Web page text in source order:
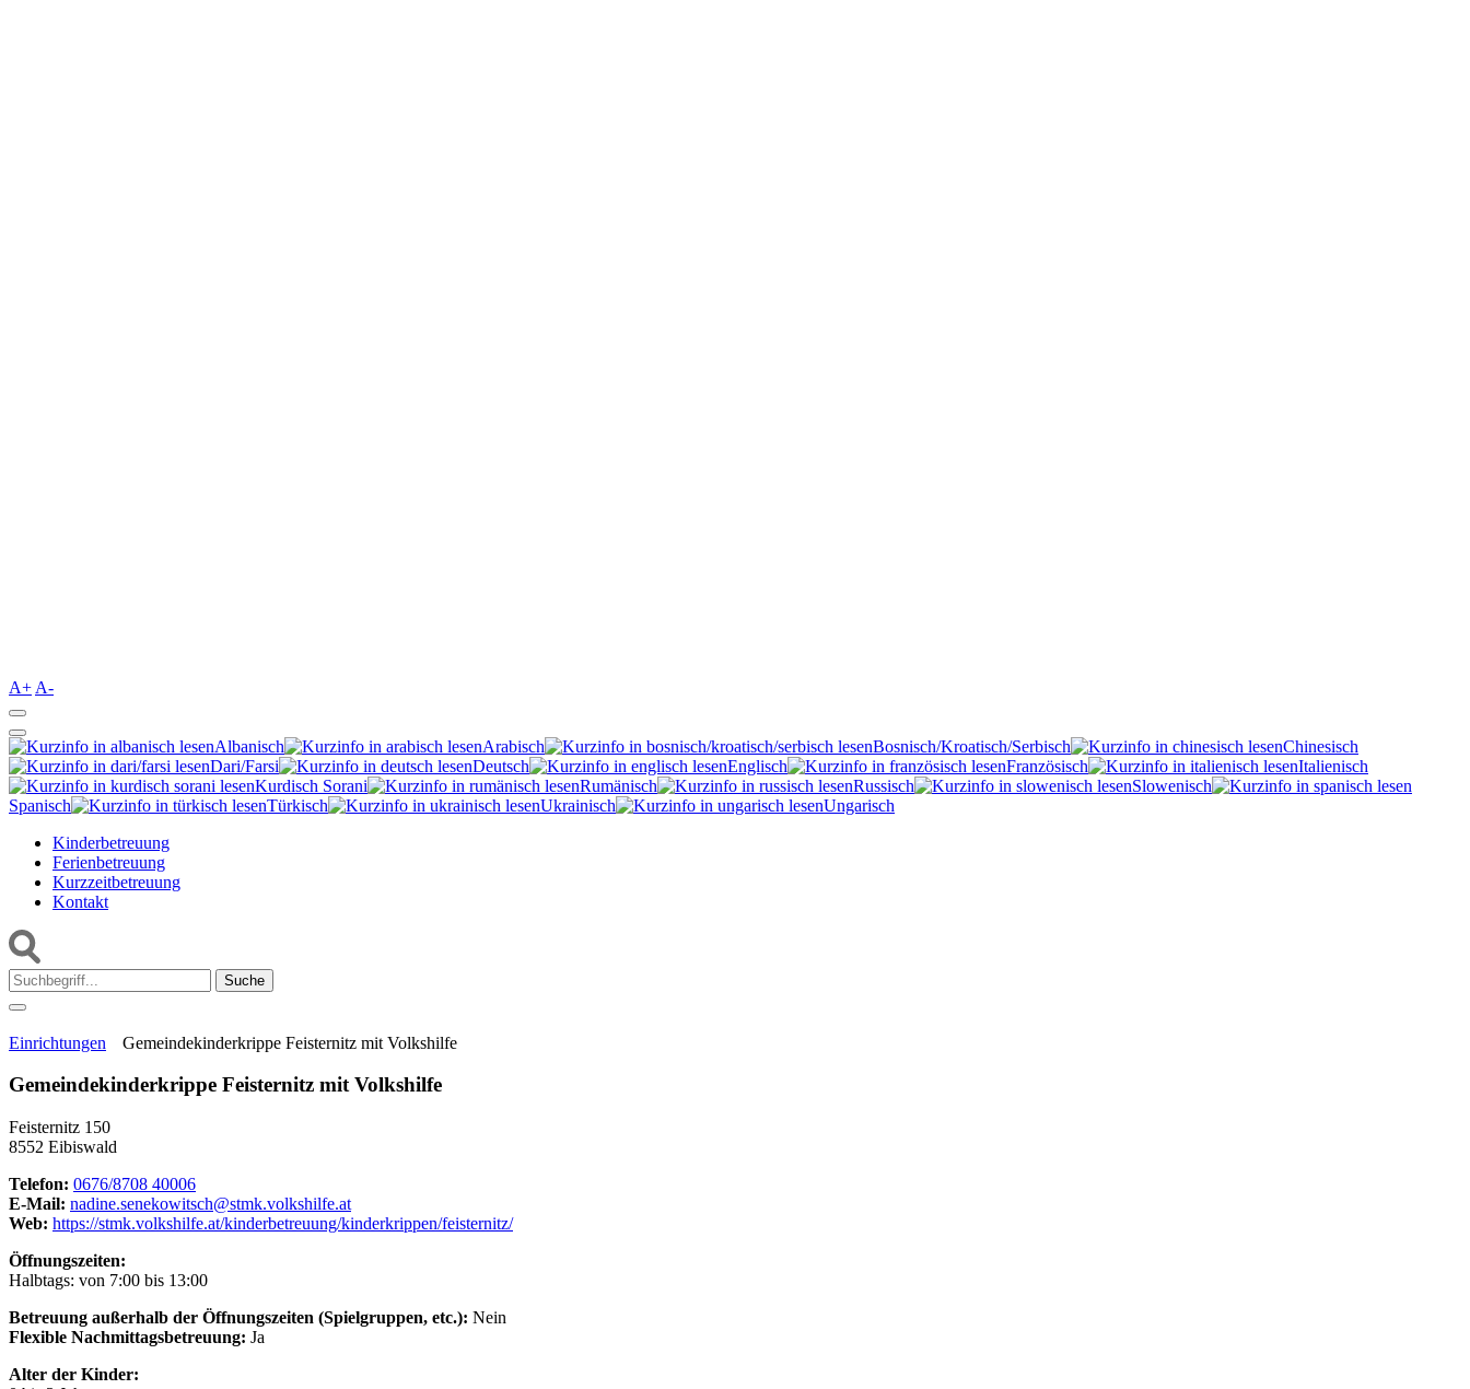
A+ A-
Albanisch Arabisch Bosnisch/Kroatisch/Serbisch
Chinesisch
Dari/Farsi
Deutsch Englisch Französisch
Italienisch
Kurdisch Sorani‎
Rumänisch Russisch
Slowenisch
Spanisch
Türkisch Ukrainisch
Ungarisch
Kinderbetreuung
Ferienbetreuung
Kurzzeitbetreuung
Kontakt
Suche:
Einrichtungen Gemeindekinderkrippe Feisternitz mit Volkshilfe
Gemeindekinderkrippe Feisternitz mit Volkshilfe
Feisternitz 150
8552 Eibiswald
Telefon: 0676/8708 40006
E-Mail: nadine.senekowitsch@stmk.volkshilfe.at
Web: https://stmk.volkshilfe.at/kinderbetreuung/kinderkrippen/feisternitz/
Öffnungszeiten:
Halbtags: von 7:00 bis 13:00
Betreuung außerhalb der Öffnungszeiten (Spielgruppen, etc.): Nein
Flexible Nachmittagsbetreuung: Ja
Alter der Kinder: